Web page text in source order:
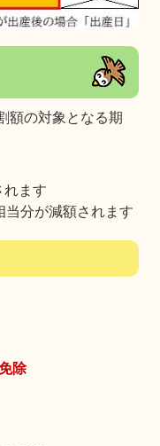
額の対象となる期
れます
当分が減額されます
除